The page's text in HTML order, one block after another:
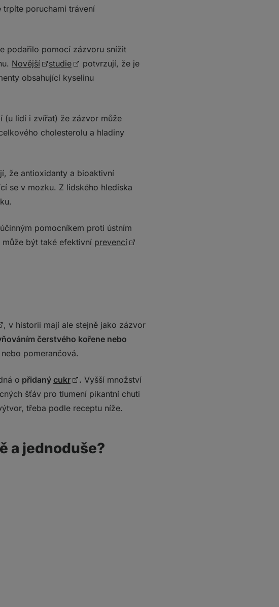
poruchami trávení
podařilo pomocí zázvoru snížit
Novější studie
potvrzují, že je
obsahující kyselinu
(u lidí i zvířat) že zázvor může
cholesterolu a hladiny
že antioxidanty a bioaktivní
se v mozku. Z lidského hlediska
pomocníkem proti ústním
být také efektivní prevencí
, v historii mají ale stejně jako zázvor
čerstvého kořene nebo
pomerančová.
o přidaný cukr . Vyšší množství
šťáv pro tlumení pikantní chuti
třeba podle receptu níže.
a jednoduše?